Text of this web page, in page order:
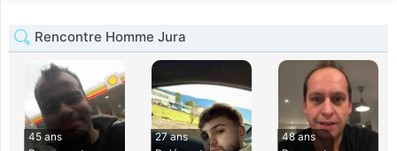
Rencontre Homme Jura
45 ans
27 ans
48 ans